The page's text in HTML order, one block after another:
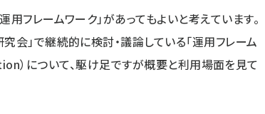
用フレームワーク」があってもよいと考えています。
究会」で継続的に検討・議論している「運用フレーム
）について、駆け足ですが概要と利用場面を見て